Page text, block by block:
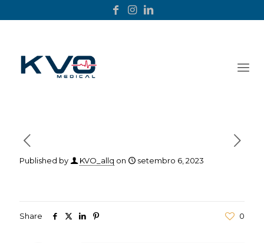
Published by KVO_allq on setembro 6, 2023
Share 0